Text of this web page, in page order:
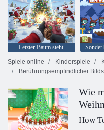
Letzter Baum steht
Spiele online
Kinderspiele
Berührungsempfindlicher
Wie
How